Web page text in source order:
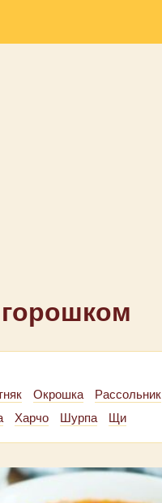
Окрошка Рассольник
Харчо Шурпа Щи